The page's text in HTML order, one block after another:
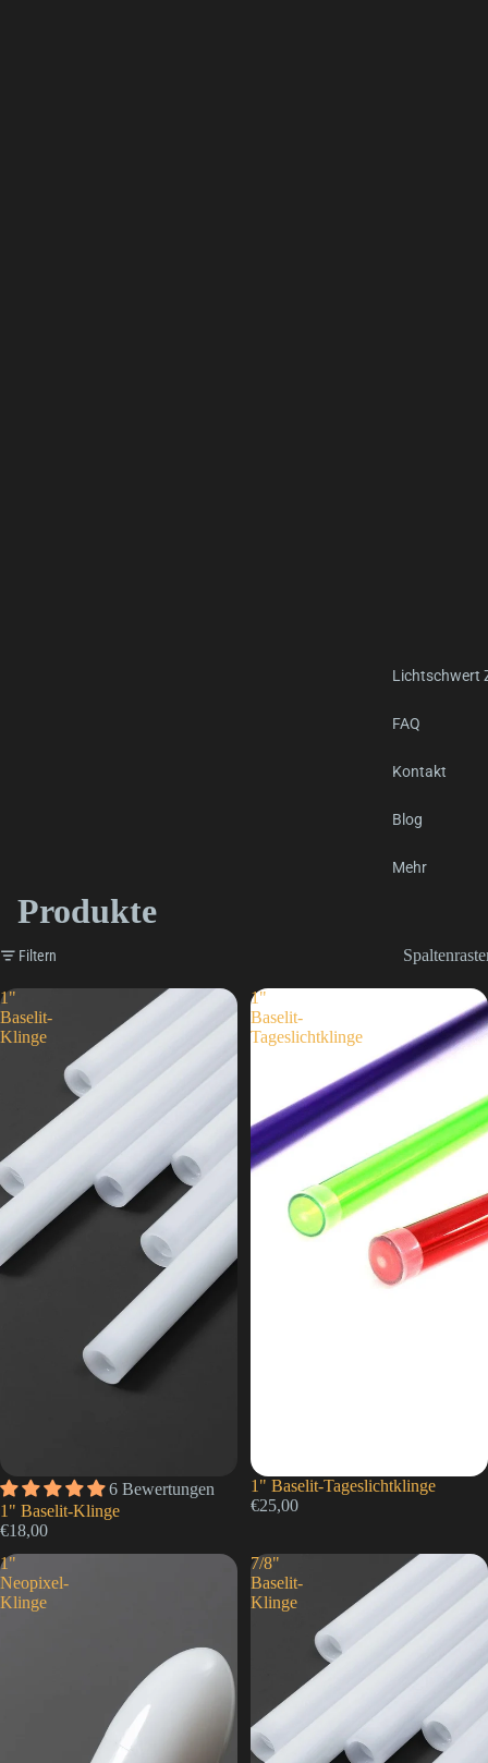
Lichtschwert
FAQ
Kontakt
Blog
Mehr
Produkte
Filtern
1"
Baselit-
Klinge
6 Bewertungen
1" Baselit-Klinge
€18,00
1"
Baselit-
Tageslichtklinge
1" Baselit-Tageslichtklinge
€25,00
1"
Neopixel-
Klinge
7/8"
Baselit-
Klinge